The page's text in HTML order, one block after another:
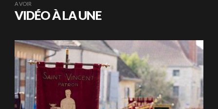
A VOIR
VIDÉO À LA UNE